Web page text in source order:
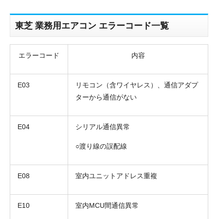
東芝 業務用エアコン エラーコード一覧
エラーコード 内容
E03
リモコン（含ワイヤレス）、通信アダプ
ターから通信がない
E04 シリアル通信異常
○渡り線の誤配線
E08 室内ユニットアドレス重複
E10 室内MCU間通信異常